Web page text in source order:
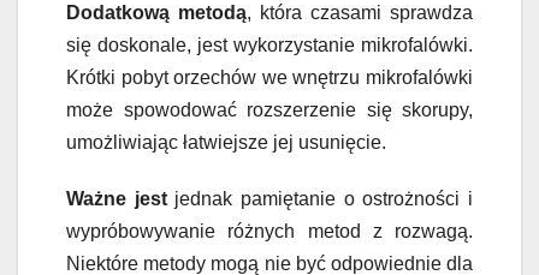
Dodatkową metodą, która czasami sprawdza
się doskonale, jest wykorzystanie mikrofalówki.
Krótki pobyt orzechów we wnętrzu mikrofalówki
może spowodować rozszerzenie się skorupy,
umożliwiając łatwiejsze jej usunięcie.
Ważne jestjednak pamiętanie o ostrożności i
wypróbowywanie różnych metod z rozwagą.
Niektóre metody mogą nie być odpowiednie dla